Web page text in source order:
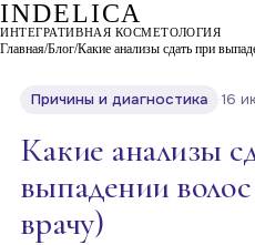
INDELICA
ИНТЕГРАТИВНАЯ КОСМЕТОЛОГИЯ
Главная/Блог/Какие анализы сдать при
Причины и диагностика ·16
Какие анализы
выпадении
врачу)